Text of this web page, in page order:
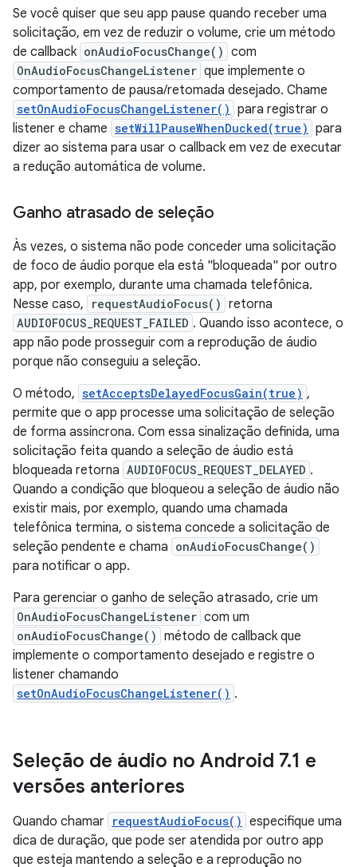
Se você quiser que seu app pause quando receber uma
solicitação, em vez de reduzir o volume, crie um método
de callback onAudioFocusChange() com
OnAudioFocusChangeListener que implemente o
comportamento de pausa/retomada desejado. Chame
setOnAudioFocusChangeListener() para registrar o
listener e chame setWillPauseWhenDucked(true) para
dizer ao sistema para usar o callback em vez de executar
a redução automática de volume.
Ganho atrasado de seleção
Às vezes, o sistema não pode conceder uma solicitação
de foco de áudio porque ela está "bloqueada" por outro
app, por exemplo, durante uma chamada telefônica.
Nesse caso,
requestAudioFocus() retorna
AUDIOFOCUS_REQUEST_FAILED . Quando isso acontece, o
app não pode prosseguir com a reprodução de áudio
porque não conseguiu a seleção.
O método, setAcceptsDelayedFocusGain(true) ,
permite que o app processe uma solicitação de seleção
de forma assíncrona. Com essa sinalização definida, uma
solicitação feita quando a seleção de áudio está
bloqueada retorna AUDIOFOCUS_REQUEST_DELAYED .
Quando a condição que bloqueou a seleção de áudio não
existir mais, por exemplo, quando uma chamada
telefônica termina, o sistema concede a solicitação de
seleção pendente e chama onAudioFocusChange()
para notificar o app.
Para gerenciar o ganho de seleção atrasado, crie um
OnAudioFocusChangeListener com um
onAudioFocusChange() método de callback que
implemente o comportamento desejado e registre o
listener chamando
setOnAudioFocusChangeListener() .
Seleção de áudio no Android 7.1 e
versões anteriores
Quando chamar requestAudioFocus() especifique uma
dica de duração, que pode ser atendida por outro app
que esteja mantendo a seleção e a reprodução no